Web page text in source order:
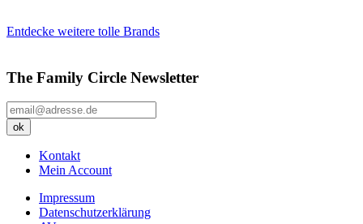
Entdecke weitere tolle Brands
The Family Circle Newsletter
Kontakt
Mein Account
Impressum
Datenschutzerklärung